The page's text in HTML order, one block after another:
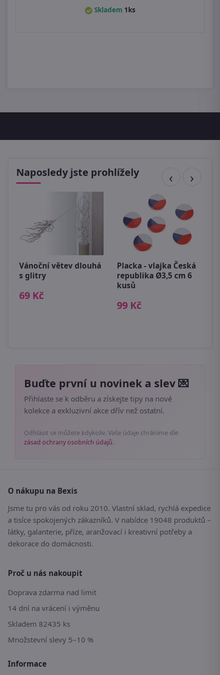
Skladem 1ks
Naposledy jste prohlížely
Vánoční větev dlouhá
s glitry
69 Kč
Placka - vlajka Česká
republika Ø3,5 cm 6
kusů
99 Kč
Buďte první u novinek a slev 💌
Přihlaste se k odběru a získejte tipy na nové
kolekce a exkluzivní akce dřív než ostatní.
Odhlásit se můžete kdykoliv. Vaše údaje chráníme dle
zásad ochrany osobních údajů.
O nákupu na Bexis
Jsme tu pro vás od roku 2010. Vlastní sklad, rychlá expedice
a tisíce spokojených zákazníků. V nabídce 19048 produktů –
látky, galanterie, příze, aranžovací i kreativní potřeby a
dekorace do domácnosti.
Proč u nás nakoupit
Doprava zdarma nad limit
14 dní na vrácení i výměnu
Skladem 82435 ks
Množstevní slevy 5–10 %
Informace